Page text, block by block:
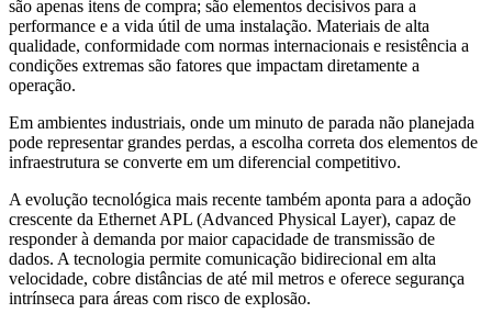
são apenas itens de compra; são elementos decisivos para a
performance e a vida útil de uma instalação. Materiais de alta
qualidade, conformidade com normas internacionais e resistência a
condições extremas são fatores que impactam diretamente a
operação.
Em ambientes industriais, onde um minuto de parada não planejada
pode representar grandes perdas, a escolha correta dos elementos de
infraestrutura se converte em um diferencial competitivo.
A evolução tecnológica mais recente também aponta para a adoção
crescente da Ethernet APL (Advanced Physical Layer), capaz de
responder à demanda por maior capacidade de transmissão de
dados. A tecnologia permite comunicação bidirecional em alta
velocidade, cobre distâncias de até mil metros e oferece segurança
intrínseca para áreas com risco de explosão.